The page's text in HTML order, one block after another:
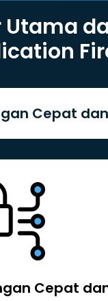
Utama
Cepat
Cepat